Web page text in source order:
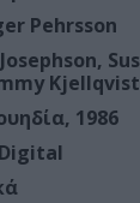
Pehrsson
Kjellqvist
1986